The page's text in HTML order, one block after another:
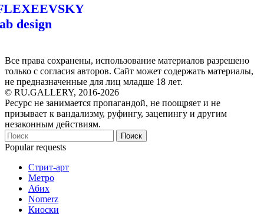
design
Все права сохранены, использование материалов разрешено
только с согласия авторов. Сайт может содержать материалы,
не предназначенные для лиц младше 18 лет.
© RU.GALLERY, 2016-2026
Ресурс не занимается пропагандой, не поощряет и не
призывает к вандализму, руфингу, зацепингу и другим
незаконным действиям.
Поиск
Popular requests
Стрит-арт
Метро
Абих
Nomerz
Киоски